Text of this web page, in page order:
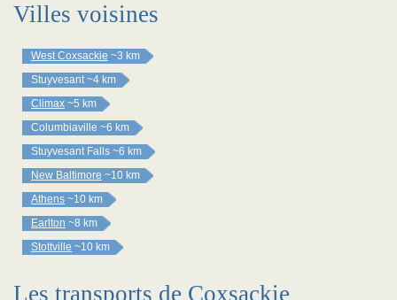
Villes voisines
West Coxsackie ~3 km
Stuyvesant ~4 km
Climax ~5 km
Columbiaville ~6 km
Stuyvesant Falls ~6 km
New Baltimore ~10 km
Athens ~10 km
Earlton ~8 km
Stottville ~10 km
Les transports de Coxsackie